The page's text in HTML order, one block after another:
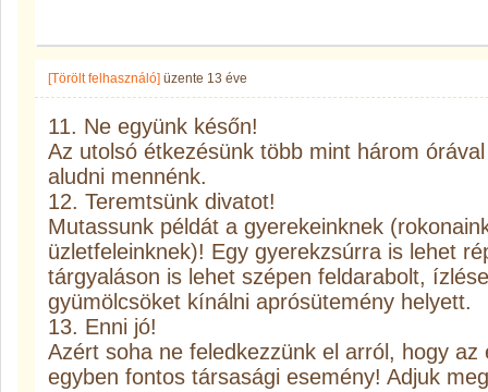
[Törölt felhasználó] üzente 13 éve
11. Ne együnk későn!
Az utolsó étkezésünk több mint három
aludni mennénk.
12. Teremtsünk divatot!
Mutassunk példát a gyerekeinknek
üzletfeleinknek)! Egy gyerekzsúrra is lehet
tárgyaláson is lehet szépen feldarabolt,
gyümölcsöket kínálni aprósütemény helyett.
13. Enni jó!
Azért soha ne feledkezzünk el arról, hogy
egyben fontos társasági esemény! Adjuk